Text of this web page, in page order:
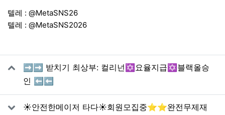
텔레 : @MetaSNS26
텔레 : @MetaSNS2026
관련자료➡️➡️ 받치기 최상부: 컬리넌✡️요율지급✡️블랙올승
인 ⬅️⬅️
☀️안전한메이저 타다☀️회원모집중⭐️⭐️완전무제재